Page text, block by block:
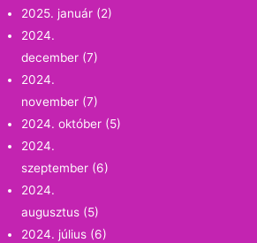
2025. január (2)
2024.
december (7)
2024.
november (7)
2024. október (5)
2024.
szeptember (6)
2024.
augusztus (5)
2024. július (6)